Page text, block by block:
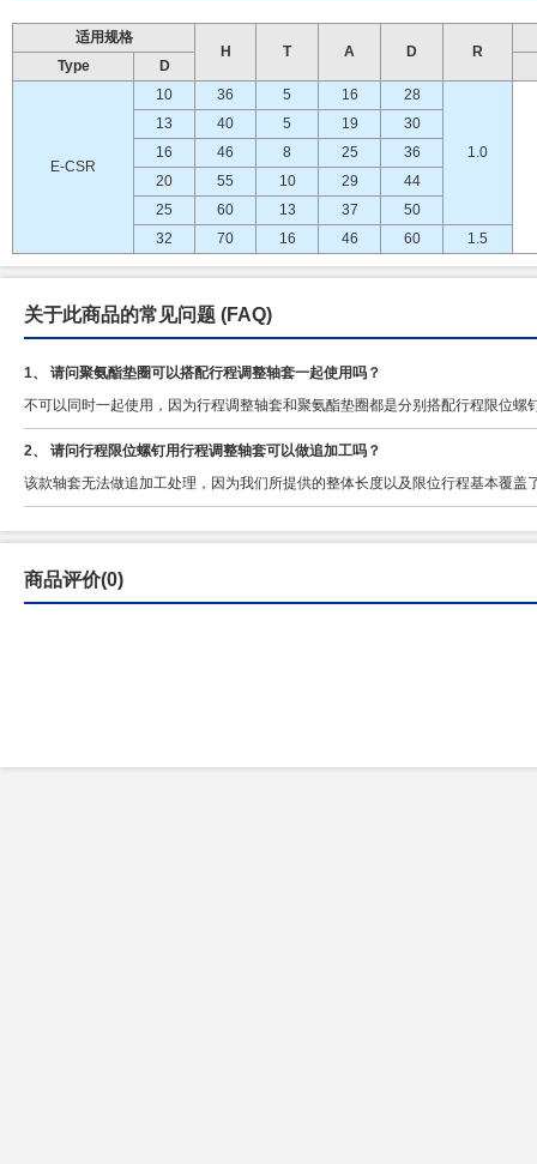
适用规格
H
T A D
R
Type
D
E-CSR
10 36 5 16 28
1.0
13 40 5 19
30
16
46 8 25
36
20
55 10 29
44
25
60 13 37
50
32
70 16 46 60 1.5
关于此商品的常见问题 (FAQ)
1、 请问聚氨酯垫圈可以搭配行程调整轴套一起使用吗？
不可以同时一起使用，因为行程调整轴套和聚氨酯垫圈都是分别搭配行程限位螺
2、 请问行程限位螺钉用行程调整轴套可以做追加工吗？
该款轴套无法做追加工处理，因为我们所提供的整体长度以及限位行程基本覆盖
商品评价(0)